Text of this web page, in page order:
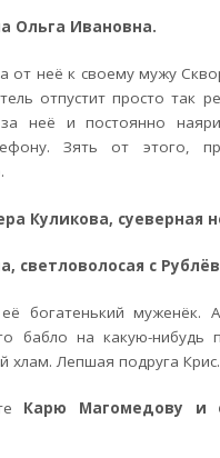
Ольга Ивановна.
от неё к своему мужу
отпустит просто так
неё и постоянно
Зять от этого,
Куликова, суеверная
светловолосая с
богатенький муженёк.
бабло на какую-нибудь
хлам. Лепшая подруга Крис.
Карю Магомедову и